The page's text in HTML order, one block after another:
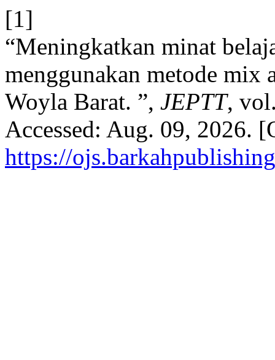
[1]
“Meningkatkan minat
menggunakan metode mix
Woyla Barat. ”, JEPTT,
Accessed: Aug. 09, 2026.
https://